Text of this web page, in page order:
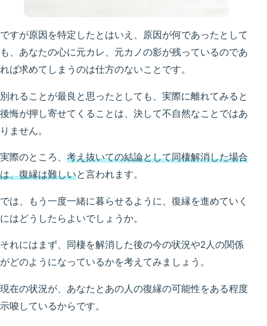
ですが原因を特定したとはいえ、原因が何であったとして
も、あなたの心に元カレ、元カノの影が残っているのであ
れば求めてしまうのは仕方のないことです。
別れることが最良と思ったとしても、実際に離れてみると
後悔が押し寄せてくることは、決して不自然なことではあ
りません。
実際のところ、 考え抜いての結論として同棲解消した場合
は、復縁は難しいと言われます。
では、もう一度一緒に暮らせるように、復縁を進めていく
にはどうしたらよいでしょうか。
それにはまず、同棲を解消した後の今の状況や2人の関係
がどのようになっているかを考えてみましょう。
現在の状況が、あなたとあの人の復縁の可能性をある程度
示唆しているからです。